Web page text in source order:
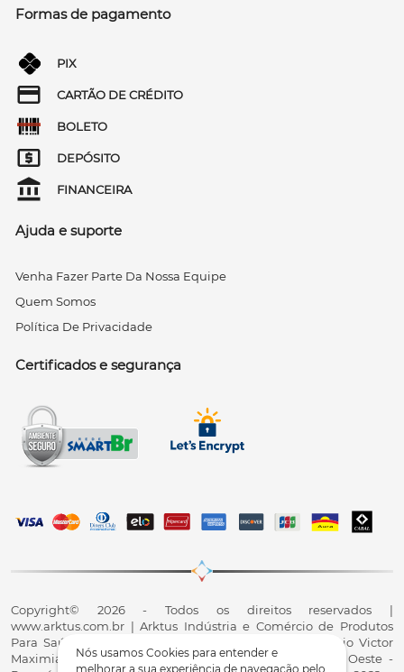
Nós usamos Cookies para entender e
melhorar a sua experiência de navegação pelo
Formas de pagamento
PIX
CARTÃO DE CRÉDITO
BOLETO
DEPÓSITO
FINANCEIRA
Ajuda e suporte
Venha Fazer Parte Da Nossa Equipe
Quem Somos
Política De Privacidade
Certificados e segurança
Copyright© 2026 - Todos os direitos reservados |
www.arktus.com.br | Arktus Indústria e Comércio de Produtos
Para Saúde Ltda | CNPJ: 01.417.367/0001-78 | R. Antônio Victor
Maximiano, 107, Parque Industrial II, Santa Tereza do Oeste -